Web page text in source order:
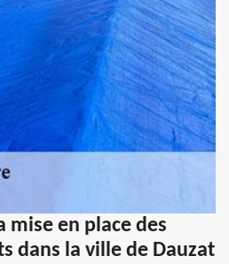
mise en place des
dans la ville de Dauzat